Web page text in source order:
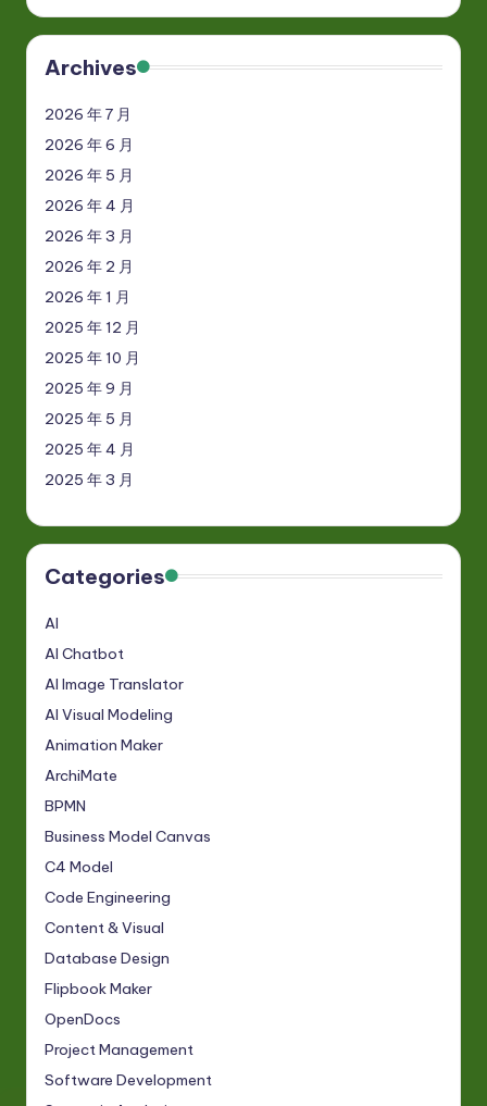
Archives
2026 年 7 月
2026 年 6 月
2026 年 5 月
2026 年 4 月
2026 年 3 月
2026 年 2 月
2026 年 1 月
2025 年 12 月
2025 年 10 月
2025 年 9 月
2025 年 5 月
2025 年 4 月
2025 年 3 月
Categories
AI
AI Chatbot
AI Image Translator
AI Visual Modeling
Animation Maker
ArchiMate
BPMN
Business Model Canvas
C4 Model
Code Engineering
Content & Visual
Database Design
Flipbook Maker
OpenDocs
Project Management
Software Development